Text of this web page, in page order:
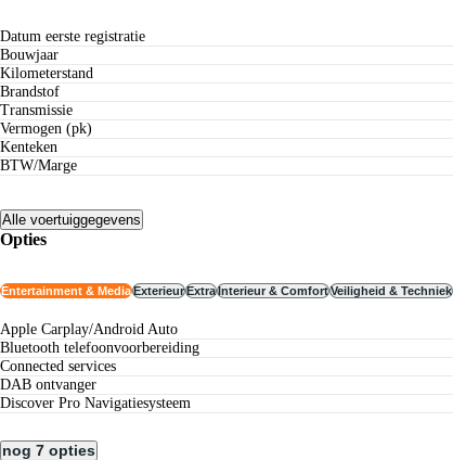
Datum eerste registratie
Bouwjaar
Kilometerstand
Brandstof
Transmissie
Vermogen (pk)
Kenteken
BTW/Marge
Alle voertuiggegevens
Opties
Entertainment & MediaExterieurExtraInterieur & ComfortVeiligheid & Techniek
Apple Carplay/Android Auto
Bluetooth telefoonvoorbereiding
connected services
DAB ontvanger
Discover Pro Navigatiesysteem
nog 7 opties